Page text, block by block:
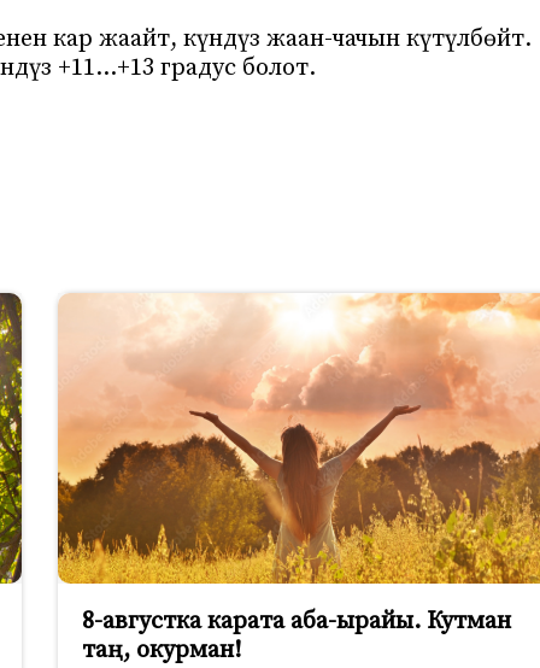
кар жаайт, күндүз жаан-чачын күтүлбөйт.
+11…+13 градус болот.
8-августка карата аба-ырайы. Кутман
таң, окурман!